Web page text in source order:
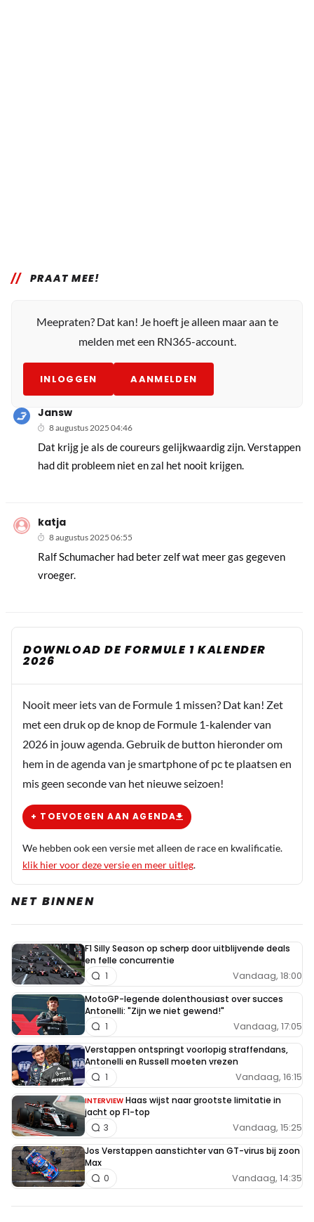
PRAAT MEE!
Meepraten? Dat kan! Je hoeft je alleen maar aan te
melden met een RN365-account.
INLOGGEN AANMELDEN
Jansw
8 augustus 2025 04:46
Dat krijg je als de coureurs gelijkwaardig zijn. Verstappen
had dit probleem niet en zal het nooit krijgen.
katja
8 augustus 2025 06:55
Ralf Schumacher had beter zelf wat meer gas gegeven
vroeger.
DOWNLOAD DE FORMULE 1 KALENDER
2026
Nooit meer iets van de Formule 1 missen? Dat kan! Zet
met een druk op de knop de Formule 1-kalender van
2026 in jouw agenda. Gebruik de button hieronder om
hem in de agenda van je smartphone of pc te plaatsen en
mis geen seconde van het nieuwe seizoen!
+ TOEVOEGEN AAN AGENDA
We hebben ook een versie met alleen de race en kwalificatie.
klik hier voor deze versie en meer uitleg.
NET BINNEN
F1 Silly Season op scherp door uitblijvende deals
en felle concurrentie
Vandaag, 18:00
1
MotoGP-legende dolenthousiast over succes
Antonelli: "Zijn we niet gewend!"
Vandaag, 17:05
1
Verstappen ontspringt voorlopig straffendans,
Antonelli en Russell moeten vrezen
Vandaag, 16:15
1
INTERVIEW Haas wijst naar grootste limitatie in
jacht op F1-top
Vandaag, 15:25
3
Jos Verstappen aanstichter van GT-virus bij zoon
Max
Vandaag, 14:35
0